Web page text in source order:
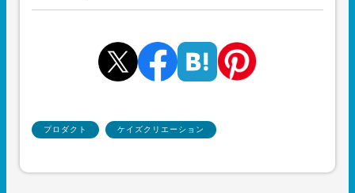
プロダクト ケイズクリエーション